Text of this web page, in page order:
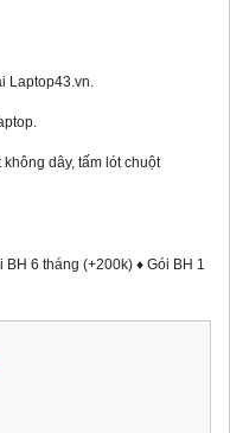
Laptop43.vn.
dây, tấm lót chuột
6 tháng (+200k) ♦ Gói BH 1